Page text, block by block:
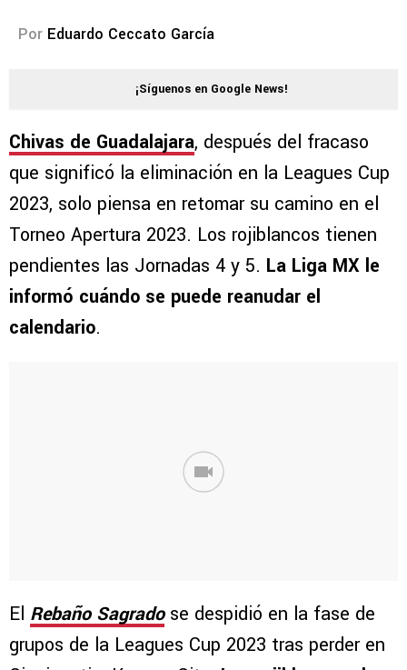
Por Eduardo Ceccato García
¡Síguenos en Google News!
Chivas de Guadalajara, después del fracaso
que significó la eliminación en la Leagues Cup
2023, solo piensa en retomar su camino en el
Torneo Apertura 2023. Los rojiblancos tienen
pendientes las Jornadas 4 y 5. La Liga MX le
informó cuándo se puede reanudar el
calendario.
El Rebaño Sagradose despidió en la fase de
grupos de la Leagues Cup 2023 tras perder en